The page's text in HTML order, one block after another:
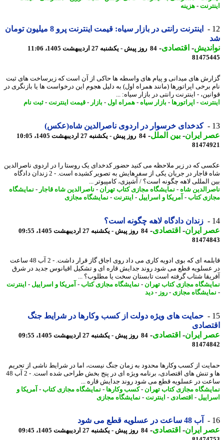
-هزینه
اینترنت رانتی در بازار سیاه: قیمت اینترنت پرو 8 میلیون تومان
-اقتصادی-84 روز پیش - یکشنبه 27 اردیبهشت 1405، 11:06
های میدانی و پیام های واسطه ها حاکی از آن است که زیرساخت های ثبت
برخی اپراتورها (مانند همراه اول) به دلیل هجوم این درخواست ها یا بازنگری در
- اینترنت رانتی در بازار سیاه: ...
-اپراتورها- بازار سیاه-همراه اول-بازار - قیمت اینترنت-ثبت نام
کدخدای خرسوار در اردوی ناصرالدین شاه(عکس)
ایران- بین الملل-84 روز پیش - یکشنبه 27 اردیبهشت 1405، 10:05
که در زیر ملاحظه می کنید حضور کدخدای یک روستا را در اردوی ناصرالدین
شاه قاجار در جریان یکی از سفرهایش به تصویر کشیده است. - 2 زندان دادگاه
المللی لاهه چگونه است؟ / آشپزی، کامپیوتر ...
شاه -نمایشگاه مجازی کتاب تهران- ناصرالدین شاه قاجار-نمایشگاه
کتاب-آمریکا و اسراییل -اینترنت-نمایشگاه مجازی
زندان دادگاه لاهه چگونه است؟
ایران- اقتصادی-84 روز پیش - یکشنبه 27 اردیبهشت 1405، 09:55
قابلمه ای که بوی ادویه کاری می داد روی اجاق گاز قرار داشت. - 2 آب 48 ساعت
قطع می شود روند جدایش قاره ای و تشکیل اقیانوس جدید در شرق
شتاب گرفته است تابستان سخت یا مطلوب؟ ...
مجازی کتاب تهران- نمایشگاه مجازی کتاب-آمریکا و اسراییل -اینترنت
مجازی- روز- دید
حمایت های ویژه دولت از کسب وکارها در شرایط جنگ
ایران- اقتصادی-84 روز پیش - یکشنبه 27 اردیبهشت 1405، 09:55
از کسب وکارها محدود به زمان جنگ نیست، اما در شرایط ناشی از تحریم
ها و تنش های اقتصادی، برنامه ویژه ای در پنج بخش طراحی شده است. - 2 آب 48
در عسلویه قطع می شود روند جدایش قاره ...
مجازی کتاب تهران- کسب وکارها- نمایشگاه مجازی کتاب-آمریکا و
-اقتصادی-اینترنت-نمایشگاه مجازی
آب 48 ساعت در عسلویه قطع می شود
ایران- اقتصادی-84 روز پیش - یکشنبه 27 اردیبهشت 1405، 09:45